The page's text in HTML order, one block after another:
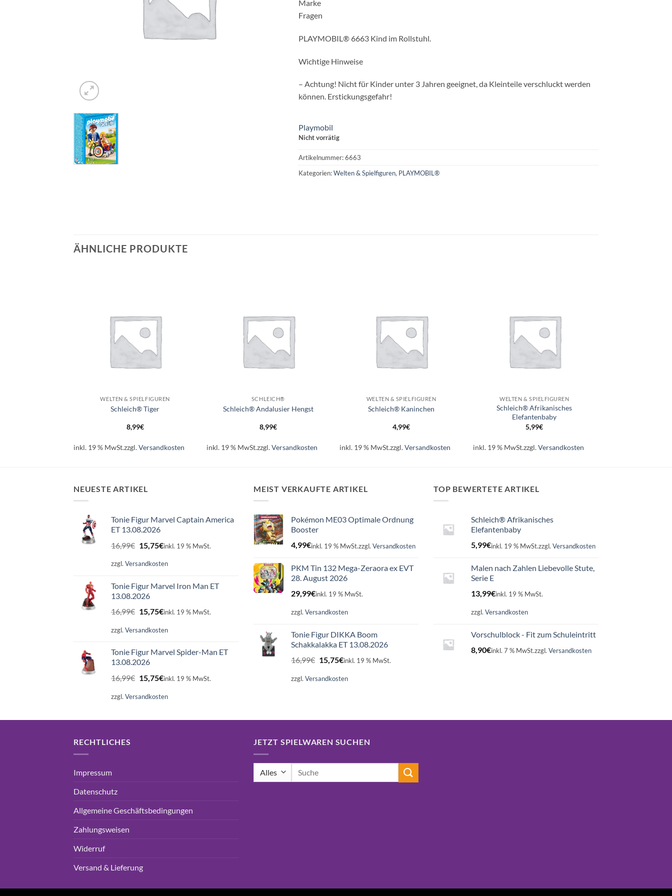
Marke
Fragen
PLAYMOBIL® 6663 Kind im Rollstuhl.
Wichtige Hinweise
– Achtung! Nicht für Kinder unter 3 Jahren geeignet, da Kleinteile verschluckt werden
können. Erstickungsgefahr!
Playmobil
Nicht vorrätig
Artikelnummer:6663
Kategorien:Welten & Spielfiguren, PLAYMOBIL®
ÄHNLICHE PRODUKTE
WELTEN & SPIELFIGUREN
Schleich® Tiger
8,99€
inkl. 19 % MwSt.zzgl.Versandkosten
SCHLEICH®
Schleich® Andalusier Hengst
8,99€
inkl. 19 % MwSt.zzgl.Versandkosten
WELTEN & SPIELFIGUREN
Schleich® Kaninchen
4,99€
inkl. 19 % MwSt.zzgl.Versandkosten
WELTEN & SPIELFIGUREN
Schleich® Afrikanisches
Elefantenbaby
5,99€
inkl. 19 % MwSt.zzgl.Versandkosten
NEUESTE ARTIKEL
Tonie Figur Marvel Captain America
ET 13.08.2026
16,99€ Ursprünglicher
Preis
war:
15,75€Aktueller
ist:
inkl. 19 % MwSt.
zzgl. Versandkosten
Tonie Figur Marvel Iron Man ET
13.08.2026
16,99€ Ursprünglicher
Preis
war:
15,75€Aktueller
ist:
inkl. 19 % MwSt.
zzgl. Versandkosten
Tonie Figur Marvel Spider-Man ET
13.08.2026
16,99€ Ursprünglicher
Preis
war:
15,75€Aktueller
ist:
inkl. 19 % MwSt.
zzgl. Versandkosten
MEIST VERKAUFTE ARTIKEL
Pokémon ME03 Optimale Ordnung
Booster
4,99€inkl. 19 % MwSt.zzgl. Versandkosten
PKM Tin 132 Mega-Zeraora ex EVT
28. August 2026
29,99€inkl. 19 % MwSt.
zzgl. Versandkosten
Tonie Figur DIKKA Boom
Schakkalakka ET 13.08.2026
16,99€ Ursprünglicher
Preis
war:
15,75€Aktueller
ist:
inkl. 19 % MwSt.
zzgl. Versandkosten
TOP BEWERTETE ARTIKEL
Schleich® Afrikanisches
Elefantenbaby
5,99€inkl. 19 % MwSt.zzgl. Versandkosten
Malen nach Zahlen Liebevolle Stute,
Serie E
13,99€inkl. 19 % MwSt.
zzgl. Versandkosten
Vorschulblock - Fit zum Schuleintritt
8,90€inkl. 7 % MwSt.zzgl. Versandkosten
RECHTLICHES
Impressum
Datenschutz
Allgemeine Geschäftsbedingungen
Zahlungsweisen
Widerruf
Versand & Lieferung
JETZT SPIELWAREN SUCHEN
Suchen
nach: